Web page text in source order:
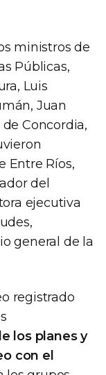
ministros de
Públicas,
Luis
Juan
Concordia,
Entre Ríos,
del
ejecutiva
general de la
registrado
los planes y
con el